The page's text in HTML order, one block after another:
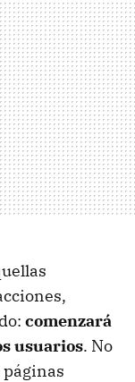
comenzará
usuarios. No
páginas